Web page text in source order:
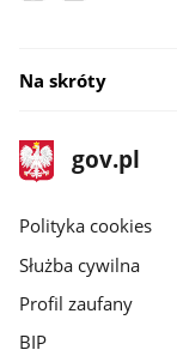
Na skróty
stopka
gov.pl
Strona
gov.pl
gov.pl
Polityka cookies
Służba cywilna
Profil zaufany
BIP